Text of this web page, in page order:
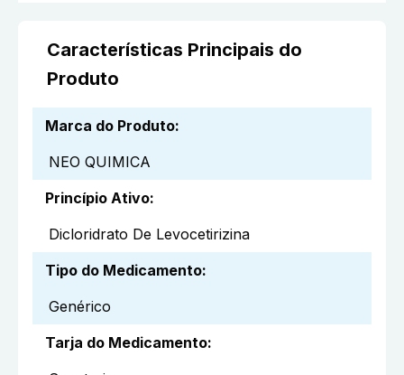
Características Principais do
Produto
Marca do Produto:
NEO QUIMICA
Princípio Ativo:
Dicloridrato De Levocetirizina
Tipo do Medicamento:
Genérico
Tarja do Medicamento: